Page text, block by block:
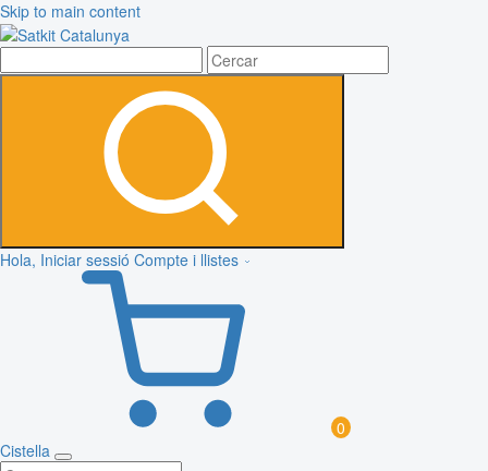
Skip to main content
Hola, Iniciar sessió Compte i llistes
0
Cistella